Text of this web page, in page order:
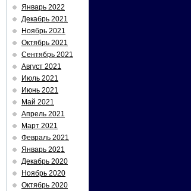
Январь 2022
Декабрь 2021
Ноябрь 2021
Октябрь 2021
Сентябрь 2021
Август 2021
Июль 2021
Июнь 2021
Май 2021
Апрель 2021
Март 2021
Февраль 2021
Январь 2021
Декабрь 2020
Ноябрь 2020
Октябрь 2020